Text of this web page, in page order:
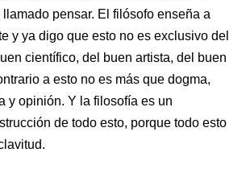
pensar. El filósofo enseña a
y ya digo que esto no es exclusivo del
científico, del buen artista, del buen
a esto no es más que dogma,
y opinión. Y la filosofía es un
de todo esto, porque todo esto